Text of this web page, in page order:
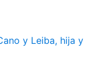
y Leiba, hija y